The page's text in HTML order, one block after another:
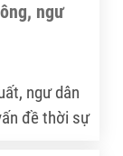
ngư
ngư dân
đề thời sự